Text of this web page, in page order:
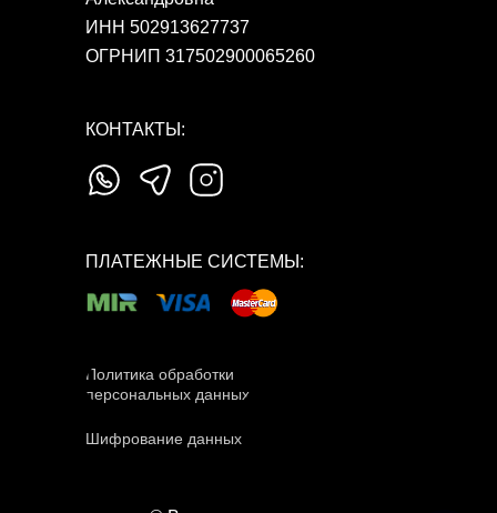
Политика обработки
персональных данных
КОНТАКТЫ:
ИНН 502913627737
ОГРНИП 317502900065260
Шифрование данных
ПЛАТЕЖНЫЕ СИСТЕМЫ: